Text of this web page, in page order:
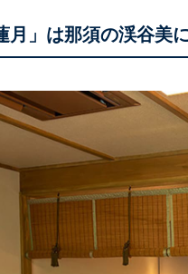
月」は那須の渓谷美